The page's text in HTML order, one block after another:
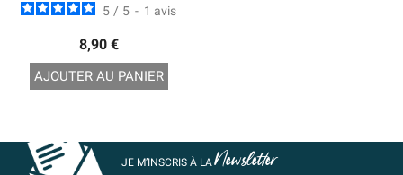
5 / 5 - 1 avis
8,90 €
AJOUTER AU PANIER
JE M’INSCRIS À LANewsletter